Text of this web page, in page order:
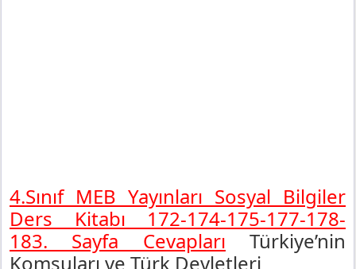
4.Sınıf MEB Yayınları Sosyal Bilgiler
Ders Kitabı 172-174-175-177-178-
183. Sayfa Cevapları Türkiye’nin
Komşuları ve Türk Devletleri